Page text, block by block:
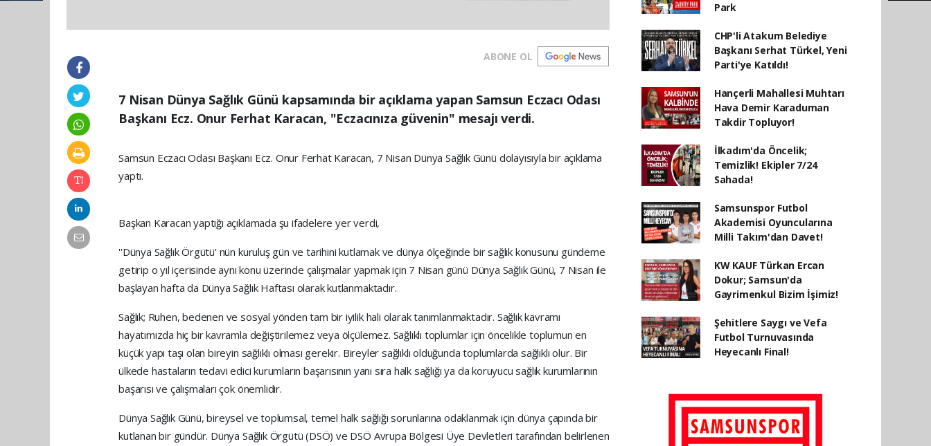
ABONE OL
7 Nisan Dünya Sağlık Günü kapsamında bir açıklama yapan Samsun Eczacı Odası
Başkanı Ecz. Onur Ferhat Karacan, "Eczacınıza güvenin" mesajı verdi.
Samsun Eczacı Odası Başkanı Ecz. Onur Ferhat Karacan, 7 Nisan Dünya Sağlık Günü dolayısıyla bir açıklama
yaptı.
Başkan Karacan yaptığı açıklamada şu ifadelere yer verdi,
''Dünya Sağlık Örgütü’ nün kuruluş gün ve tarihini kutlamak ve dünya ölçeğinde bir sağlık konusunu gündeme
getirip o yıl içerisinde aynı konu üzerinde çalışmalar yapmak için 7 Nisan günü Dünya Sağlık Günü, 7 Nisan ile
başlayan hafta da Dünya Sağlık Haftası olarak kutlanmaktadır.
Sağlık; Ruhen, bedenen ve sosyal yönden tam bir iyilik hali olarak tanımlanmaktadır. Sağlık kavramı
hayatımızda hiç bir kavramla değiştirilemez veya ölçülemez. Sağlıklı toplumlar için öncelikle toplumun en
küçük yapı taşı olan bireyin sağlıklı olması gerekir. Bireyler sağlıklı olduğunda toplumlarda sağlıklı olur. Bir
ülkede hastaların tedavi edici kurumların başarısının yanı sıra halk sağlığı ya da koruyucu sağlık kurumlarının
başarısı ve çalışmaları çok önemlidir.
Dünya Sağlık Günü, bireysel ve toplumsal, temel halk sağlığı sorunlarına odaklanmak için dünya çapında bir
kutlanan bir gündür. Dünya Sağlık Örgütü (DSÖ) ve DSÖ Avrupa Bölgesi Üye Devletleri tarafından belirlenen
Park
CHP'li Atakum Belediye
Başkanı Serhat Türkel, Yeni
Parti'ye Katıldı!
Hançerli Mahallesi Muhtarı
Hava Demir Karaduman
Takdir Topluyor!
İlkadım'da Öncelik;
Temizlik! Ekipler 7/24
Sahada!
Samsunspor Futbol
Akademisi Oyuncularına
Milli Takım'dan Davet!
KW KAUF Türkan Ercan
Dokur; Samsun'da
Gayrimenkul Bizim İşimiz!
Şehitlere Saygı ve Vefa
Futbol Turnuvasında
Heyecanlı Final!